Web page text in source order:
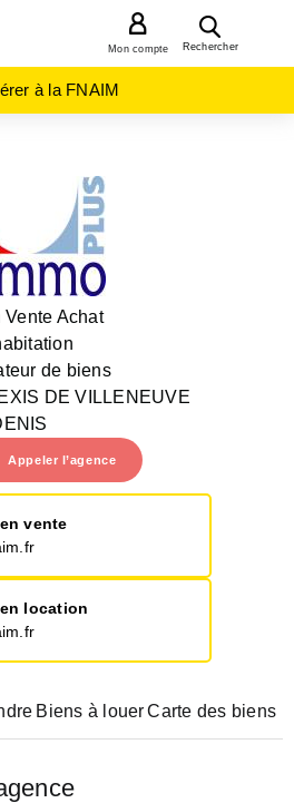
Rechercher
Mon compte
à la FNAIM
Achat
de biens
DE VILLENEUVE
Appeler l’agence
vente
location
Biens à louer Carte des biens